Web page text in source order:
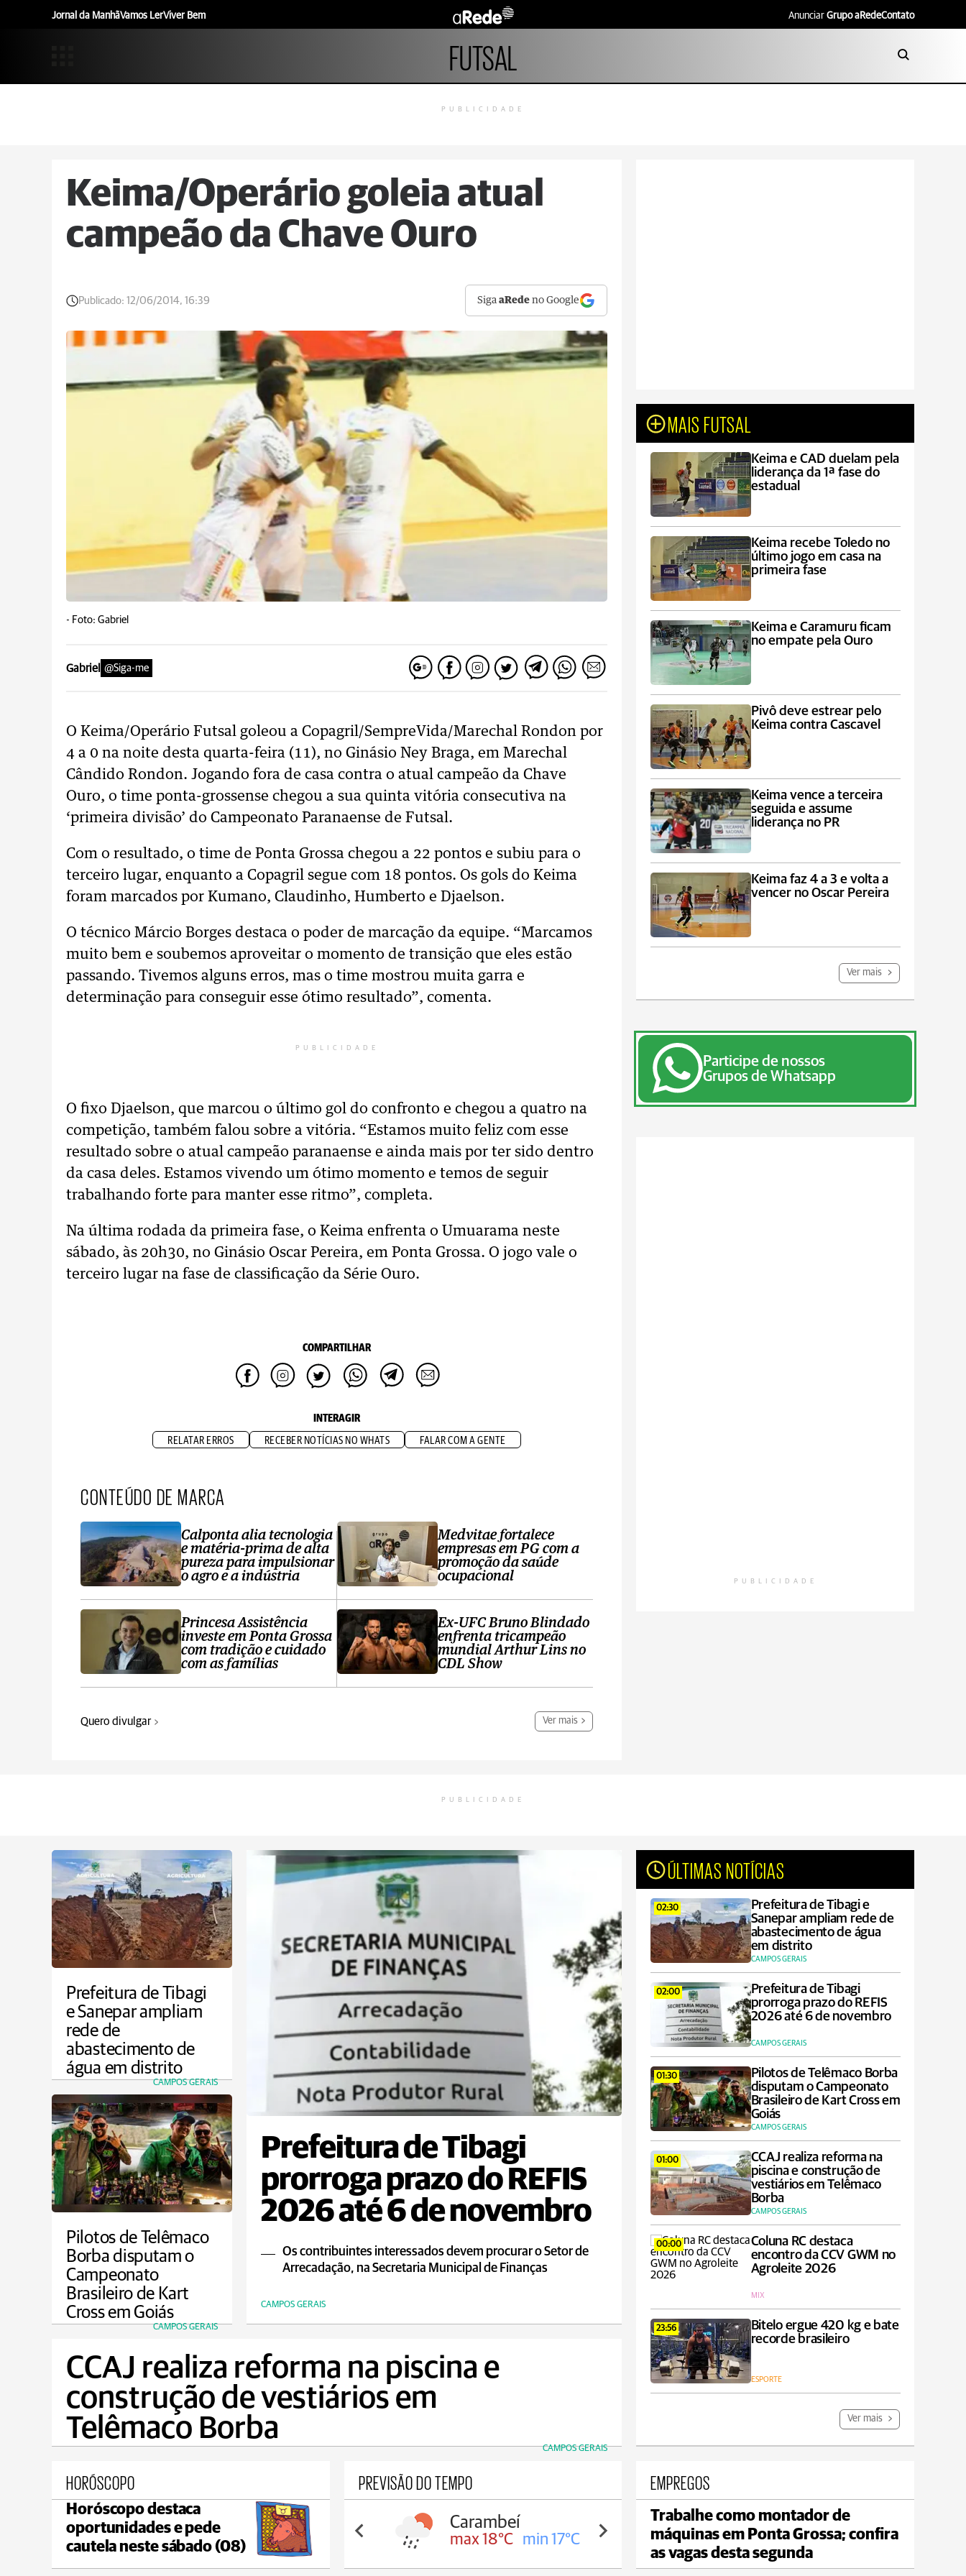
Jornal da ManhãVamos LerViver Bem Anunciar Grupo aRedeContato
FUTSAL
PUBLICIDADE
Keima/Operário goleia atual
campeão da Chave Ouro
Publicado: 12/06/2014, 16:39 SigaaRede no Google
- Foto: Gabriel
Gabriel @Siga-me
O Keima/Operário Futsal goleou a Copagril/SempreVida/Marechal Rondon por
4 a 0 na noite desta quarta-feira (11), no Ginásio Ney Braga, em Marechal
Cândido Rondon. Jogando fora de casa contra o atual campeão da Chave
Ouro, o time ponta-grossense chegou a sua quinta vitória consecutiva na
‘primeira divisão’ do Campeonato Paranaense de Futsal.
Com o resultado, o time de Ponta Grossa chegou a 22 pontos e subiu para o
terceiro lugar, enquanto a Copagril segue com 18 pontos. Os gols do Keima
foram marcados por Kumano, Claudinho, Humberto e Djaelson.
O técnico Márcio Borges destaca o poder de marcação da equipe. “Marcamos
muito bem e soubemos aproveitar o momento de transição que eles estão
passando. Tivemos alguns erros, mas o time mostrou muita garra e
determinação para conseguir esse ótimo resultado”, comenta.
PUBLICIDADE
O fixo Djaelson, que marcou o último gol do confronto e chegou a quatro na
competição, também falou sobre a vitória. “Estamos muito feliz com esse
resultado sobre o atual campeão paranaense e ainda mais por ter sido dentro
da casa deles. Estamos vivendo um ótimo momento e temos de seguir
trabalhando forte para manter esse ritmo”, completa.
Na última rodada da primeira fase, o Keima enfrenta o Umuarama neste
sábado, às 20h30, no Ginásio Oscar Pereira, em Ponta Grossa. O jogo vale o
terceiro lugar na fase de classificação da Série Ouro.
COMPARTILHAR
INTERAGIR
RELATAR ERROS RECEBER NOTÍCIAS NO WHATS FALAR COM A GENTE
CONTEÚDO DE MARCA
Calponta alia tecnologia
e matéria-prima de alta
pureza para impulsionar
o agro e a indústria
Princesa Assistência
investe em Ponta Grossa
com tradição e cuidado
com as famílias
Medvitae fortalece
empresas em PG com a
promoção da saúde
ocupacional
Ex-UFC Bruno Blindado
enfrenta tricampeão
mundial Arthur Lins no
CDL Show
Quero divulgar Ver mais
MAIS FUTSAL
Keima e CAD duelam pela
liderança da 1ª fase do
estadual
Keima recebe Toledo no
último jogo em casa na
primeira fase
Keima e Caramuru ficam
no empate pela Ouro
Pivô deve estrear pelo
Keima contra Cascavel
Keima vence a terceira
seguida e assume
liderança no PR
Keima faz 4 a 3 e volta a
vencer no Oscar Pereira
Ver mais
Participe de nossos
Grupos de Whatsapp
PUBLICIDADE
PUBLICIDADE
Prefeitura de Tibagi
e Sanepar ampliam
rede de
abastecimento de
água em distrito
CAMPOS GERAIS
Prefeitura de Tibagi
prorroga prazo do REFIS
2026 até 6 de novembro
Os contribuintes interessados devem procurar o Setor de
Arrecadação, na Secretaria Municipal de Finanças
CAMPOS GERAIS
ÚLTIMAS NOTÍCIAS
02:30
Prefeitura de Tibagi e
Sanepar ampliam rede de
abastecimento de água
em distrito
CAMPOS GERAIS
02:00
Prefeitura de Tibagi
prorroga prazo do REFIS
2026 até 6 de novembro
CAMPOS GERAIS
01:30
Pilotos de Telêmaco Borba
disputam o Campeonato
Brasileiro de Kart Cross em
Goiás
CAMPOS GERAIS
01:00
CCAJ realiza reforma na
piscina e construção de
vestiários em Telêmaco
Borba
CAMPOS GERAIS
00:00
Coluna RC destaca
encontro da CCV GWM no
Agroleite 2026
MIX
23:56
Bitelo ergue 420 kg e bate
recorde brasileiro
ESPORTE
Ver mais
Pilotos de Telêmaco
Borba disputam o
Campeonato
Brasileiro de Kart
Cross em Goiás
CAMPOS GERAIS
CCAJ realiza reforma na piscina e
construção de vestiários em
Telêmaco Borba
CAMPOS GERAIS
HORÓSCOPO
Horóscopo destaca
oportunidades e pede
cautela neste sábado (08)
PREVISÃO DO TEMPO
Castro
max 18°C min 18°C
Carambeí
max 18°C min 17°C
Jaguariaíva
max 19°C min 18°C
EMPREGOS
Trabalhe como montador de
máquinas em Ponta Grossa; confira
as vagas desta segunda